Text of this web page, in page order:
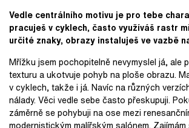
Vedle centrálního motivu je pro tebe
pracuješ v cyklech, často využíváš rastr
určité znaky, obrazy instaluješ ve vazbě
Mřížku jsem pochopitelně nevymyslel já, ale
texturu a ukotvuje pohyb na ploše obrazu.
v cyklech, takže i já. Navíc na různých
nálady. Věci vedle sebe často přeskupuji.
záměrně se pohybuji na ose mezi
modernistickým malířským salónem.